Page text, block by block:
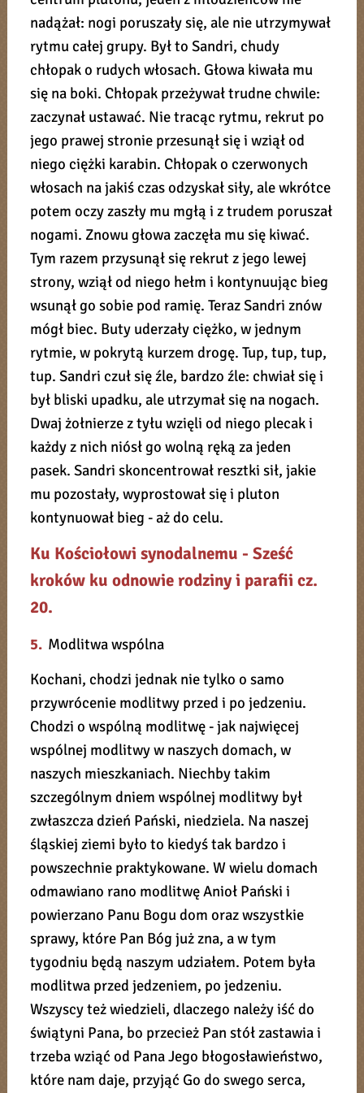
nadążał: nogi poruszały się, ale nie utrzymywał
rytmu całej grupy. Był to Sandri, chudy
chłopak o rudych włosach. Głowa kiwała mu
się na boki. Chłopak przeżywał trudne chwile:
zaczynał ustawać. Nie tracąc rytmu, rekrut po
jego prawej stronie przesunął się i wziął od
niego ciężki karabin. Chłopak o czerwonych
włosach na jakiś czas odzyskał siły, ale wkrótce
potem oczy zaszły mu mgłą i z trudem poruszał
nogami. Znowu głowa zaczęła mu się kiwać.
Tym razem przysunął się rekrut z jego lewej
strony, wziął od niego hełm i kontynuując bieg
wsunął go sobie pod ramię. Teraz Sandri znów
mógł biec. Buty uderzały ciężko, w jednym
rytmie, w pokrytą kurzem drogę. Tup, tup, tup,
tup. Sandri czuł się źle, bardzo źle: chwiał się i
był bliski upadku, ale utrzymał się na nogach.
Dwaj żołnierze z tyłu wzięli od niego plecak i
każdy z nich niósł go wolną ręką za jeden
pasek. Sandri skoncentrował resztki sił, jakie
mu pozostały, wyprostował się i pluton
kontynuował bieg - aż do celu.
Ku Kościołowi synodalnemu - Sześć
kroków ku odnowie rodziny i parafii cz.
20.
5. Modlitwa wspólna
Kochani, chodzi jednak nie tylko o samo
przywrócenie modlitwy przed i po jedzeniu.
Chodzi o wspólną modlitwę - jak najwięcej
wspólnej modlitwy w naszych domach, w
naszych mieszkaniach. Niechby takim
szczególnym dniem wspólnej modlitwy był
zwłaszcza dzień Pański, niedziela. Na naszej
śląskiej ziemi było to kiedyś tak bardzo i
powszechnie praktykowane. W wielu domach
odmawiano rano modlitwę Anioł Pański i
powierzano Panu Bogu dom oraz wszystkie
sprawy, które Pan Bóg już zna, a w tym
tygodniu będą naszym udziałem. Potem była
modlitwa przed jedzeniem, po jedzeniu.
Wszyscy też wiedzieli, dlaczego należy iść do
świątyni Pana, bo przecież Pan stół zastawia i
trzeba wziąć od Pana Jego błogosławieństwo,
które nam daje, przyjąć Go do swego serca,